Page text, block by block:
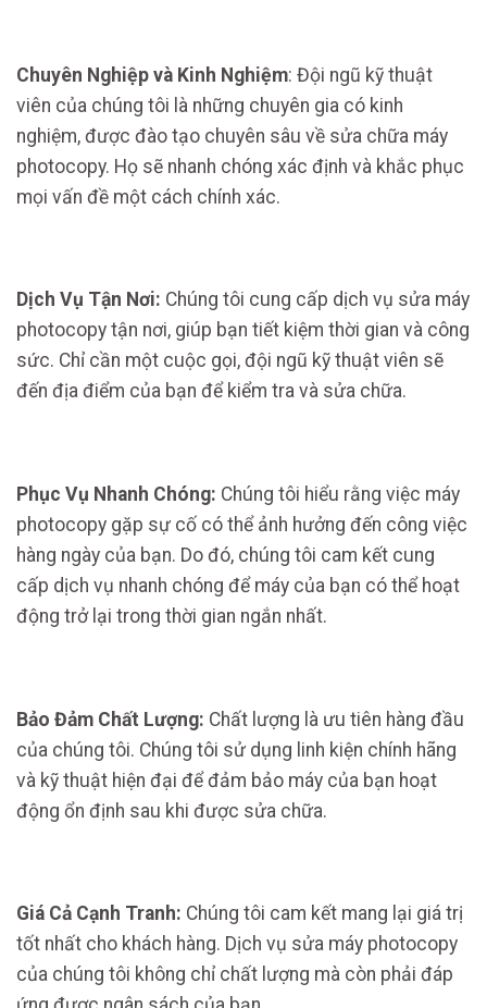
Chuyên Nghiệp và Kinh Nghiệm: Đội ngũ kỹ thuật
viên của chúng tôi là những chuyên gia có kinh
nghiệm, được đào tạo chuyên sâu về sửa chữa máy
photocopy. Họ sẽ nhanh chóng xác định và khắc phục
mọi vấn đề một cách chính xác.
Dịch Vụ Tận Nơi: Chúng tôi cung cấp dịch vụ sửa máy
photocopy tận nơi, giúp bạn tiết kiệm thời gian và công
sức. Chỉ cần một cuộc gọi, đội ngũ kỹ thuật viên sẽ
đến địa điểm của bạn để kiểm tra và sửa chữa.
Phục Vụ Nhanh Chóng: Chúng tôi hiểu rằng việc máy
photocopy gặp sự cố có thể ảnh hưởng đến công việc
hàng ngày của bạn. Do đó, chúng tôi cam kết cung
cấp dịch vụ nhanh chóng để máy của bạn có thể hoạt
động trở lại trong thời gian ngắn nhất.
Bảo Đảm Chất Lượng: Chất lượng là ưu tiên hàng đầu
của chúng tôi. Chúng tôi sử dụng linh kiện chính hãng
và kỹ thuật hiện đại để đảm bảo máy của bạn hoạt
động ổn định sau khi được sửa chữa.
Giá Cả Cạnh Tranh: Chúng tôi cam kết mang lại giá trị
tốt nhất cho khách hàng. Dịch vụ sửa máy photocopy
của chúng tôi không chỉ chất lượng mà còn phải đáp